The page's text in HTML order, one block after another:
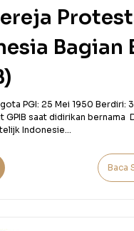
Bagian
PGI: 25 Mei 1950 Berdiri:
GPIB saat didirikan bernama
Indonesie...
Baca